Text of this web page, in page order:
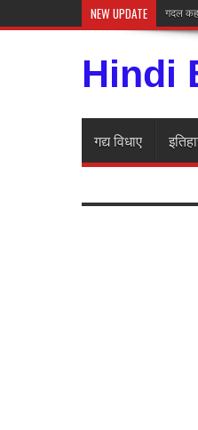
NEW UPDATE गदल
Hindi
गद्य विधाए